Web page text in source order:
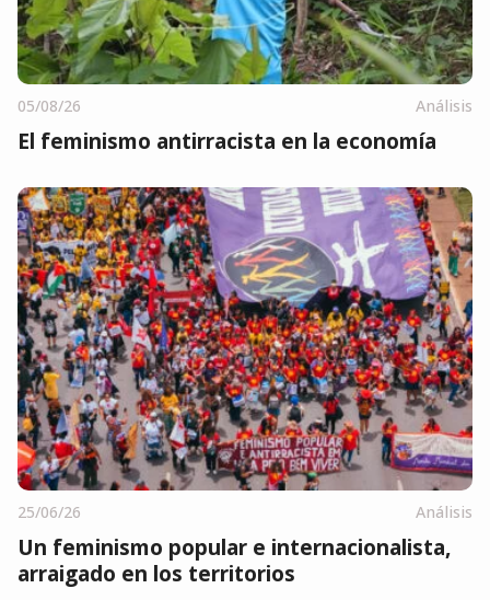
05/08/26 Análisis
El feminismo antirracista en la economía
25/06/26 Análisis
Un feminismo popular e internacionalista,
arraigado en los territorios